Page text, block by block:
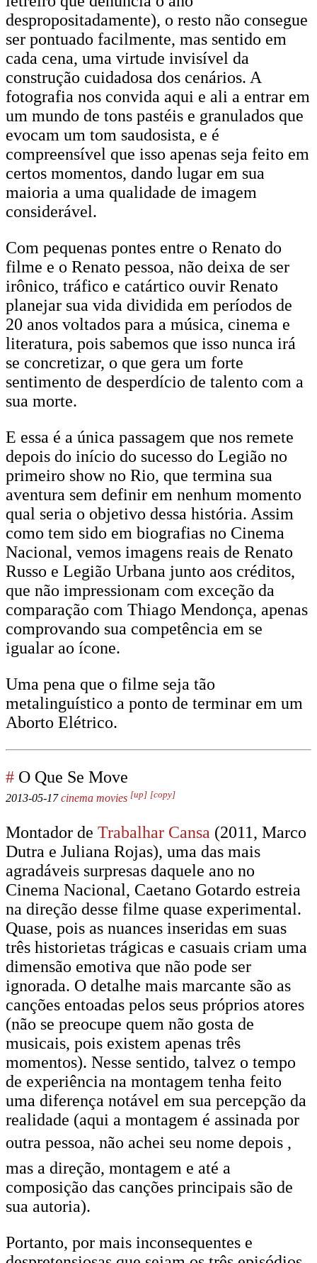
despropositadamente), o resto não consegue
ser pontuado facilmente, mas sentido em
cada cena, uma virtude invisível da
construção cuidadosa dos cenários. A
fotografia nos convida aqui e ali a entrar em
um mundo de tons pastéis e granulados que
evocam um tom saudosista, e é
compreensível que isso apenas seja feito em
certos momentos, dando lugar em sua
maioria a uma qualidade de imagem
considerável.
Com pequenas pontes entre o Renato do
filme e o Renato pessoa, não deixa de ser
irônico, tráfico e catártico ouvir Renato
planejar sua vida dividida em períodos de
20 anos voltados para a música, cinema e
literatura, pois sabemos que isso nunca irá
se concretizar, o que gera um forte
sentimento de desperdício de talento com a
sua morte.
E essa é a única passagem que nos remete
depois do início do sucesso do Legião no
primeiro show no Rio, que termina sua
aventura sem definir em nenhum momento
qual seria o objetivo dessa história. Assim
como tem sido em biografias no Cinema
Nacional, vemos imagens reais de Renato
Russo e Legião Urbana junto aos créditos,
que não impressionam com exceção da
comparação com Thiago Mendonça, apenas
comprovando sua competência em se
igualar ao ícone.
Uma pena que o filme seja tão
metalinguístico a ponto de terminar em um
Aborto Elétrico.
# O Que Se Move
2013-05-17cinema movies [up] [copy]
Montador de Trabalhar Cansa (2011, Marco
Dutra e Juliana Rojas), uma das mais
agradáveis surpresas daquele ano no
Cinema Nacional, Caetano Gotardo estreia
na direção desse filme quase experimental.
Quase, pois as nuances inseridas em suas
três historietas trágicas e casuais criam uma
dimensão emotiva que não pode ser
ignorada. O detalhe mais marcante são as
canções entoadas pelos seus próprios atores
(não se preocupe quem não gosta de
musicais, pois existem apenas três
momentos). Nesse sentido, talvez o tempo
de experiência na montagem tenha feito
uma diferença notável em sua percepção da
realidade (aqui a montagem é assinada por
outra pessoa, não achei seu nome depois ,
mas a direção, montagem e até a
composição das canções principais são de
sua autoria).
Portanto, por mais inconsequentes e